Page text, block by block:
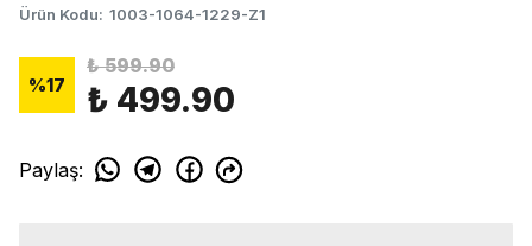
Ürün Kodu: 1003-1064-1229-Z1
%17
₺ 599.90
₺ 499.90
Paylaş: